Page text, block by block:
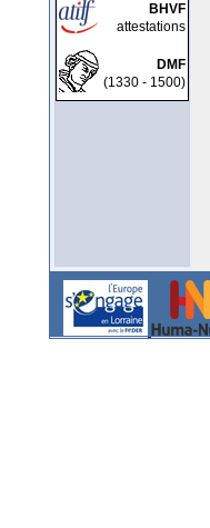
BHVF
attestations
DMF
(1330 - 1500)